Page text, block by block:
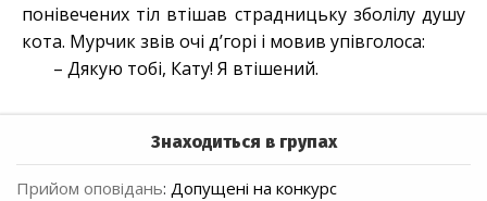
понівечених тіл втішав страдницьку зболілу душу
кота. Мурчик звів очі дʼгорі і мовив упівголоса:
– Дякую тобі, Кату! Я втішений.
Знаходиться в групах
Прийом оповідань: Допущені на конкурс